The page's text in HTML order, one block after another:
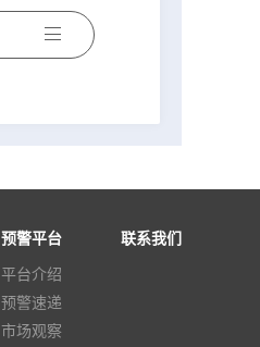
预警平台
平台介绍
预警速递
市场观察
联系我们